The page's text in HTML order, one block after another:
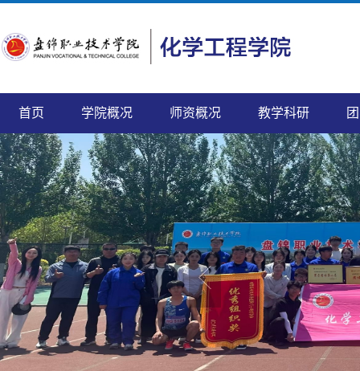
首页 学院概况 师资概况 教学科研